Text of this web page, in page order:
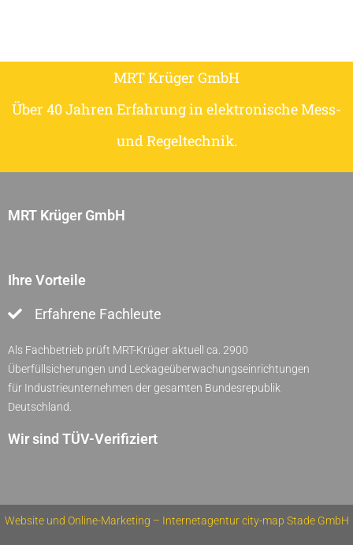
MRT Krüger GmbH
Über 40 Jahren Erfahrung in elektronische Mess-
und Regeltechnik.
MRT Krüger GmbH
Ihre Vorteile
Erfahrene Fachleute
Als Fachbetrieb prüft MRT-Krüger aktuell ca. 2900
Überfüllsicherungen und Leckageüberwachungseinrichtungen
für Industrieunternehmen der gesamten Bundesrepublik
Deutschland.
Wir sind TÜV-Verifiziert
Website und Online-Marketing – Internetagentur city-map Stade GmbH